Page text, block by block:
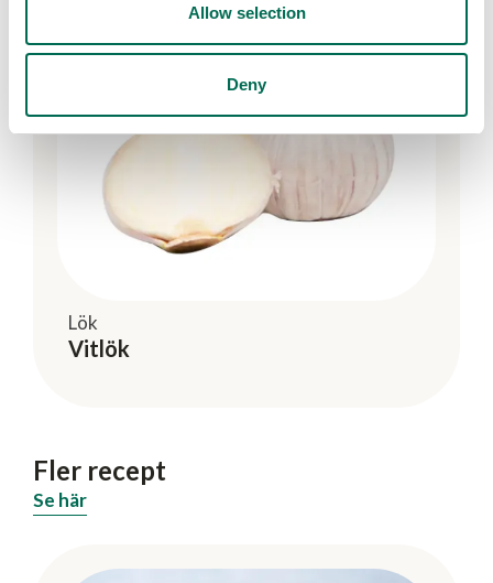
Allow selection
Deny
Lök
Vitlök
Fler recept
Se här